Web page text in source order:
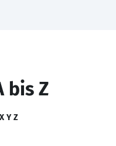
bis Z
X Y Z